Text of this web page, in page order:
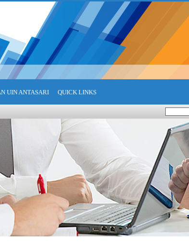
UIN ANTASARI QUICK LINKS